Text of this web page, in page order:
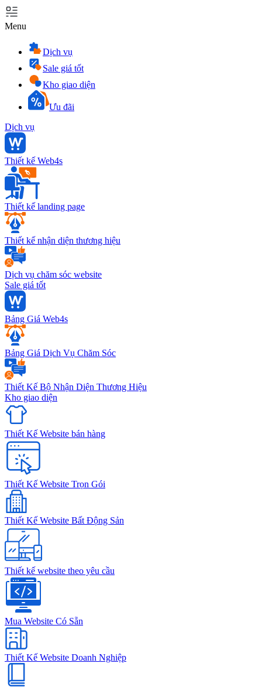
Menu
Dịch vụ
Sale giá tốt
Kho giao diện
Ưu đãi
Dịch vụ
Thiết kế Web4s
Thiết kế landing page
Thiết kế nhận diện thương hiệu
Dịch vụ chăm sóc website
Sale giá tốt
Bảng Giá Web4s
Bảng Giá Dịch Vụ Chăm Sóc
Thiết Kế Bộ Nhận Diện Thương Hiệu
Kho giao diện
Thiết Kế Website bán hàng
Thiết Kế Website Trọn Gói
Thiết Kế Website Bất Động Sản
Thiết kế website theo yêu cầu
Mua Website Có Sẵn
Thiết Kế Website Doanh Nghiệp